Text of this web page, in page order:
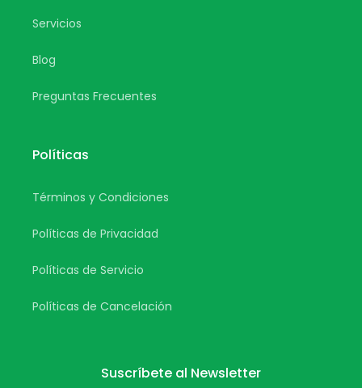
Servicios
Blog
Preguntas Frecuentes
Políticas
Términos y Condiciones
Políticas de Privacidad
Políticas de Servicio
Políticas de Cancelación
Suscríbete al Newsletter